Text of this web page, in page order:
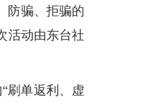
防骗、拒骗的
活动由东台社
刷单返利、虚